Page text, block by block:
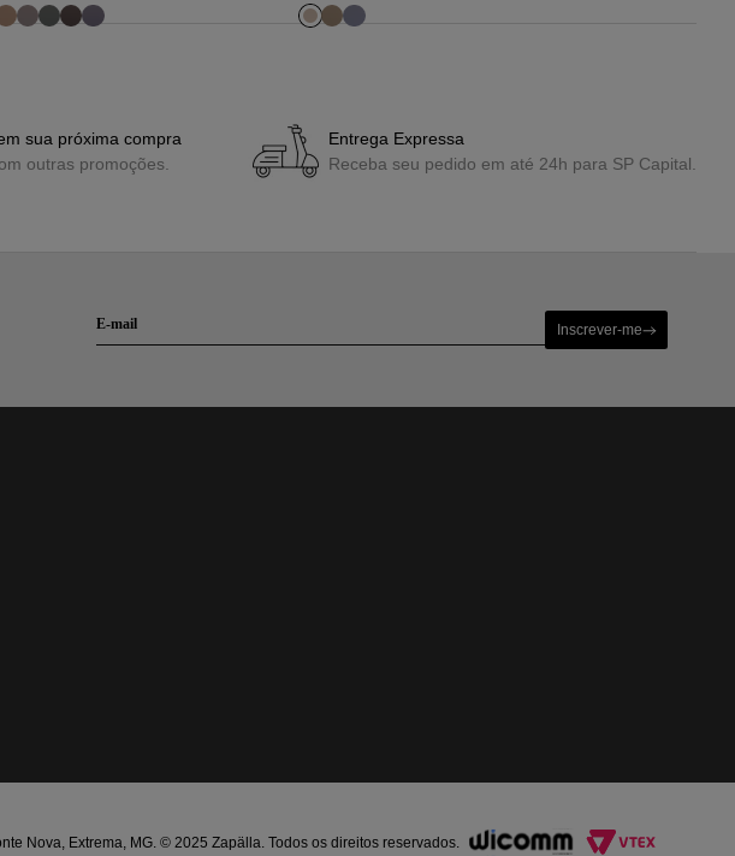
sua próxima compra
outras promoções.
Entrega Expressa
Receba seu pedido em até 24h para SP Capital.
Inscrever-me
Nova, Extrema, MG. © 2025 Zapälla. Todos os direitos reservados.